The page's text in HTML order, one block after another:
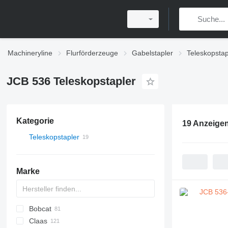
Machineryline Flurförderzeuge Gabelstapler
JCB 536 Teleskopstapler
Kategorie
Teleskopstapler
Marke
T-series
Bobcat
553
Farmlift
CX
306
Claas
19